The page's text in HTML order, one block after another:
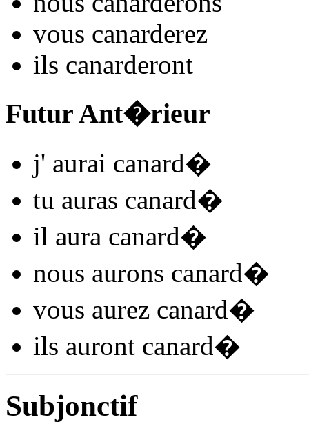
vous canarderez
ils canarderont
Futur Ant�rieur
j' aurai canard�
tu auras canard�
il aura canard�
nous aurons canard�
vous aurez canard�
ils auront canard�
Subjonctif